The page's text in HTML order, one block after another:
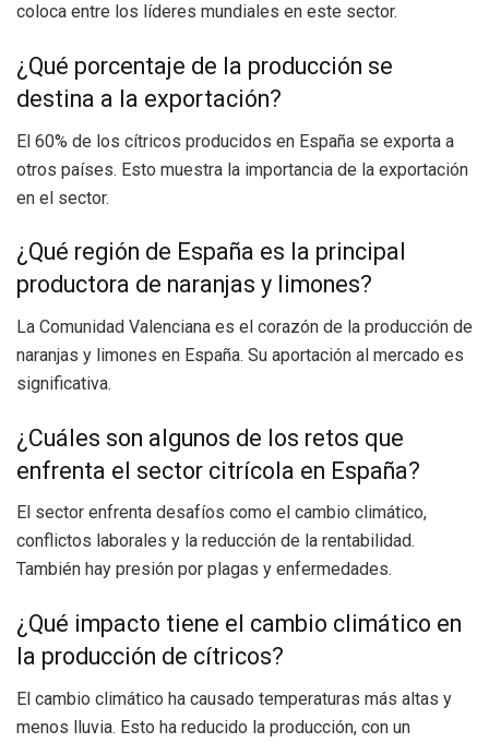
coloca entre los líderes mundiales en este sector.
¿Qué porcentaje de la producción se
destina a la exportación?
El 60% de los cítricos producidos en España se exporta a
otros países. Esto muestra la importancia de la exportación
en el sector.
¿Qué región de España es la principal
productora de naranjas y limones?
La Comunidad Valenciana es el corazón de la producción de
naranjas y limones en España. Su aportación al mercado es
significativa.
¿Cuáles son algunos de los retos que
enfrenta el sector citrícola en España?
El sector enfrenta desafíos como el cambio climático,
conflictos laborales y la reducción de la rentabilidad.
También hay presión por plagas y enfermedades.
¿Qué impacto tiene el cambio climático en
la producción de cítricos?
El cambio climático ha causado temperaturas más altas y
menos lluvia. Esto ha reducido la producción, con un